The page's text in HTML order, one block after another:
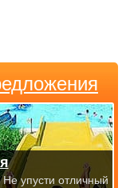
упусти отличный